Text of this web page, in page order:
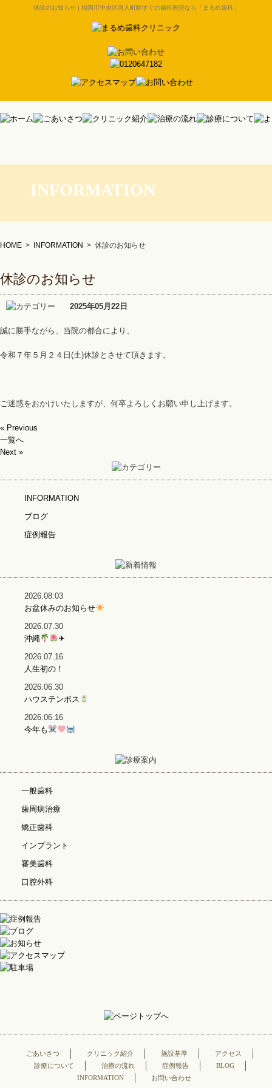
休診のお知らせ | 福岡市中央区唐人町駅すぐの歯科医院なら「まるめ歯科」
INFORMATION
HOME > INFORMATION > 休診のお知らせ
休診のお知らせ
2025年05月22日
誠に勝手ながら、当院の都合により、
令和７年５月２４日(土)休診とさせて頂きます。
ご迷惑をおかけいたしますが、何卒よろしくお願い申し上げます。
« Previous
一覧へ
Next »
INFORMATION
ブログ
症例報告
2026.08.03
お盆休みのお知らせ
2026.07.30
沖縄
✈
2026.07.16
人生初の！
2026.06.30
ハウステンボス
2026.06.16
今年も
一般歯科
歯周病治療
矯正歯科
インプラント
審美歯科
口腔外科
ごあいさつ クリニック紹介 施設基準
アクセス
診療について
治療の流れ 症例報告
BLOG
INFORMATION
お問い合わせ